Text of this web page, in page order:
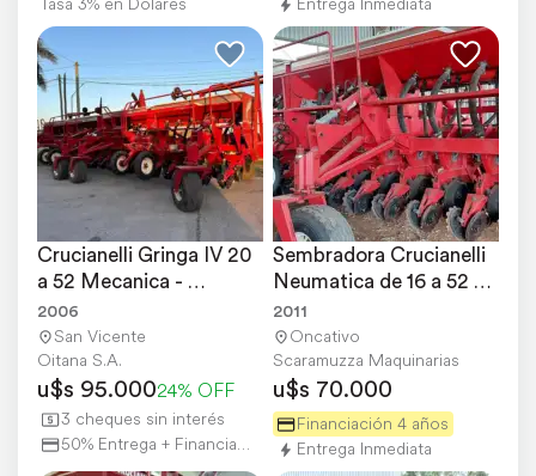
Crucianelli Gringa IV 20
a 52 Mecanica -
Reparada
2006
San Vicente
Oitana S.A.
u$s 95.00024% OFF
3 cheques sin interés
50% Entrega + Financiación
Sembradora Crucianelli
Neumatica de 16 a 52
cm
2011
Oncativo
Scaramuzza Maquinarias
u$s 70.000
Financiación 4 años
Entrega Inmediata